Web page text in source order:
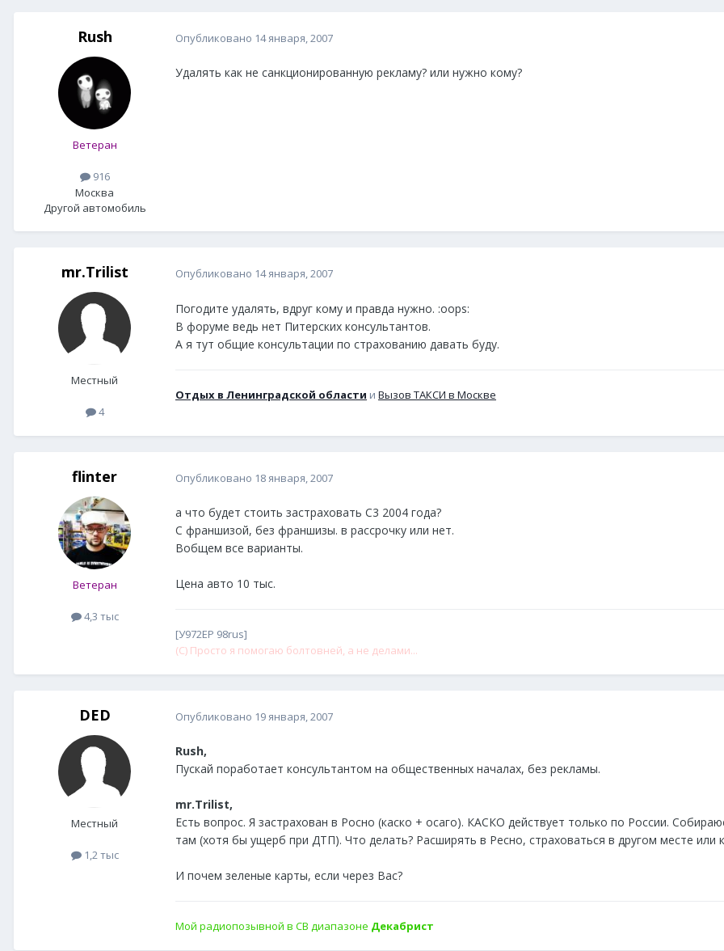
Rush
Ветеран
916
Москва
Другой автомобиль
Опубликовано 14 января, 2007
Удалять как не санкционированную рекламу? или нужно кому?
mr.Trilist
Местный
4
Опубликовано 14 января, 2007
Погодите удалять, вдруг кому и правда нужно. :oops:
В форуме ведь нет Питерских консультантов.
А я тут общие консультации по страхованию давать буду.
Отдых в Ленинградской области и Вызов ТАКСИ в Москве
flinter
Ветеран
4,3 тыс
Опубликовано 18 января, 2007
а что будет стоить застраховать С3 2004 года?
С франшизой, без франшизы. в рассрочку или нет.
Вобщем все варианты.
Цена авто 10 тыс.
[У972ЕР 98rus]
(С) Просто я помогаю болтовней, а не делами...
DED
Местный
1,2 тыс
Опубликовано 19 января, 2007
Rush,
Пускай поработает консультантом на общественных началах, без рекламы.
mr.Trilist,
Есть вопрос. Я застрахован в Росно (каско + осаго). КАСКО действует только по России.
там (хотя бы ущерб при ДТП). Что делать? Расширять в Ресно, страховаться в другом месте
И почем зеленые карты, если через Вас?
Мой радиопозывной в СВ диапазоне Декабрист